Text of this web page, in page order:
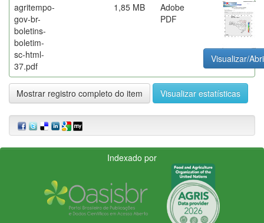
agritempo-
gov-br-
boletins-
boletim-
sc-html-
37.pdf
1,85 MB
Adobe
PDF
Visualizar/
Mostrar registro completo do item Visualizar estatísticas
Indexado por